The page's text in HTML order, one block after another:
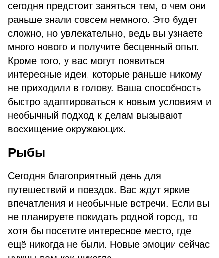
сегодня предстоит заняться тем, о чем они
раньше знали совсем немного. Это будет
сложно, но увлекательно, ведь вы узнаете
много нового и получите бесценный опыт.
Кроме того, у вас могут появиться
интересные идеи, которые раньше никому
не приходили в голову. Ваша способность
быстро адаптироваться к новым условиям и
необычный подход к делам вызывают
восхищение окружающих.
Рыбы
Сегодня благоприятный день для
путешествий и поездок. Вас ждут яркие
впечатления и необычные встречи. Если вы
не планируете покидать родной город, то
хотя бы посетите интересное место, где
ещё никогда не были. Новые эмоции сейчас